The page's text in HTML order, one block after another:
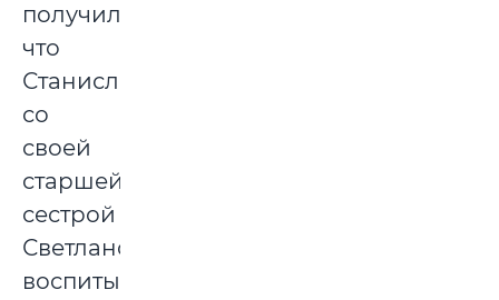
получилось,
что
Станислав
со
своей
старшей
сестрой
Светланой
воспитывались